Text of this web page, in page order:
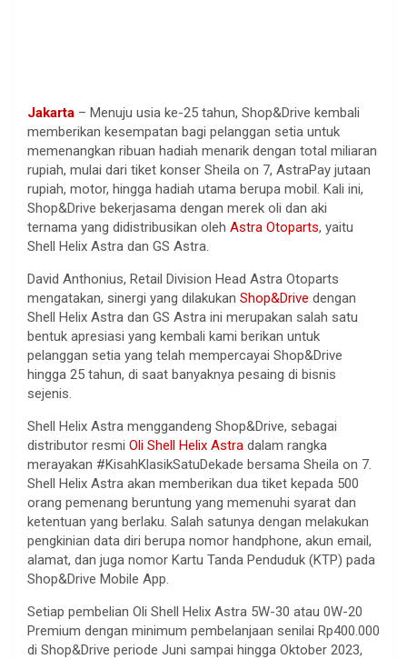
Jakarta – Menuju usia ke-25 tahun, Shop&Drive kembali
memberikan kesempatan bagi pelanggan setia untuk
memenangkan ribuan hadiah menarik dengan total miliaran
rupiah, mulai dari tiket konser Sheila on 7, AstraPay jutaan
rupiah, motor, hingga hadiah utama berupa mobil. Kali ini,
Shop&Drive bekerjasama dengan merek oli dan aki
ternama yang didistribusikan oleh Astra Otoparts, yaitu
Shell Helix Astra dan GS Astra.
David Anthonius, Retail Division Head Astra Otoparts
mengatakan, sinergi yang dilakukan Shop&Drive dengan
Shell Helix Astra dan GS Astra ini merupakan salah satu
bentuk apresiasi yang kembali kami berikan untuk
pelanggan setia yang telah mempercayai Shop&Drive
hingga 25 tahun, di saat banyaknya pesaing di bisnis
sejenis.
Shell Helix Astra menggandeng Shop&Drive, sebagai
distributor resmi Oli Shell Helix Astra dalam rangka
merayakan #KisahKlasikSatuDekade bersama Sheila on 7.
Shell Helix Astra akan memberikan dua tiket kepada 500
orang pemenang beruntung yang memenuhi syarat dan
ketentuan yang berlaku. Salah satunya dengan melakukan
pengkinian data diri berupa nomor handphone, akun email,
alamat, dan juga nomor Kartu Tanda Penduduk (KTP) pada
Shop&Drive Mobile App.
Setiap pembelian Oli Shell Helix Astra 5W-30 atau 0W-20
Premium dengan minimum pembelanjaan senilai Rp400.000
di Shop&Drive periode Juni sampai hingga Oktober 2023,